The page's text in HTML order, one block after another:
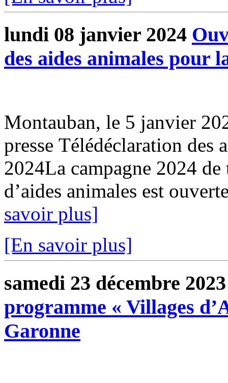
lundi 08 janvier 2024
des aides animales pour
Montauban, le 5 janvier
presse Télédéclaration des
2024La campagne 2024
d’aides animales est
savoir plus]
[En savoir plus]
samedi 23 décembre 2023
programme « Villages
Garonne